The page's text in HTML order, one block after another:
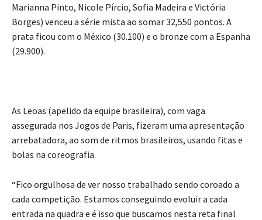
Marianna Pinto, Nicole Pírcio, Sofia Madeira e Victória
Borges) venceu a série mista ao somar 32,550 pontos. A
prata ficou com o México (30.100) e o bronze com a Espanha
(29.900).
As Leoas (apelido da equipe brasileira), com vaga
assegurada nos Jogos de Paris, fizeram uma apresentação
arrebatadora, ao som de ritmos brasileiros, usando fitas e
bolas na coreografia.
“Fico orgulhosa de ver nosso trabalhado sendo coroado a
cada competição. Estamos conseguindo evoluir a cada
entrada na quadra e é isso que buscamos nesta reta final